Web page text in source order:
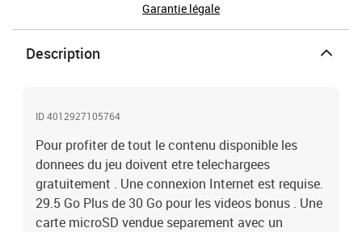
Garantie légale
Description
ID 4012927105764
Pour profiter de tout le contenu disponible les
donnees du jeu doivent etre telechargees
gratuitement . Une connexion Internet est requise.
29.5 Go Plus de 30 Go pour les videos bonus . Une
carte microSD vendue separement avec un